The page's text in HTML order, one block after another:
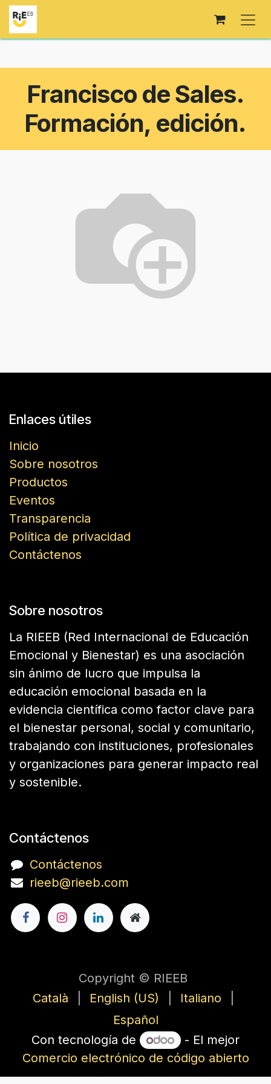
Ir al contenido
Francisco de Sales.
Formación, edición.
Enlaces útiles
Inicio
Sobre nosotros
Productos
Eventos
Transparencia
Política de privacidad
Contáctenos
Sobre nosotros
La RIEEB (Red Internacional de Educación
Emocional y Bienestar) es una asociación
sin ánimo de lucro que impulsa la
educación emocional basada en la
evidencia científica como factor clave para
el bienestar personal, social y comunitario,
trabajando con instituciones, profesionales
y organizaciones para generar impacto real
y sostenible.
Contáctenos
Contáctenos
rieeb@rieeb.com
Copyright © RIEEB
Català
English (US) Italiano
Español
Con tecnología de
- El mejor
Comercio electrónico de código abierto